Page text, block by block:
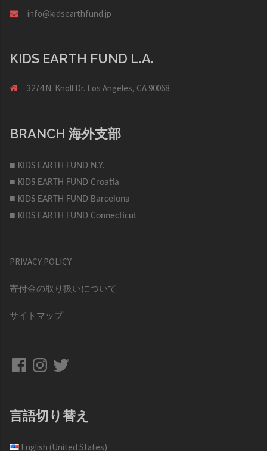
info@kidsearthfund.jp
KIDS EARTH FUND L.A.
3274 N. Knoll Dr. Los Angeles, CA 90068.
BRANCH 海外支部
■ KIDS EARTH FUND N.Y.
■ KIDS EARTH FUND Croatia
■ KIDS EARTH FUND Barcelona
■ KIDS EARTH FUND Connecticut
PRIVACY POLICY
寄付金の取り扱いについて
サイトマップ
FacebookInstagram
Twitter
言語切り替え
English (United States)